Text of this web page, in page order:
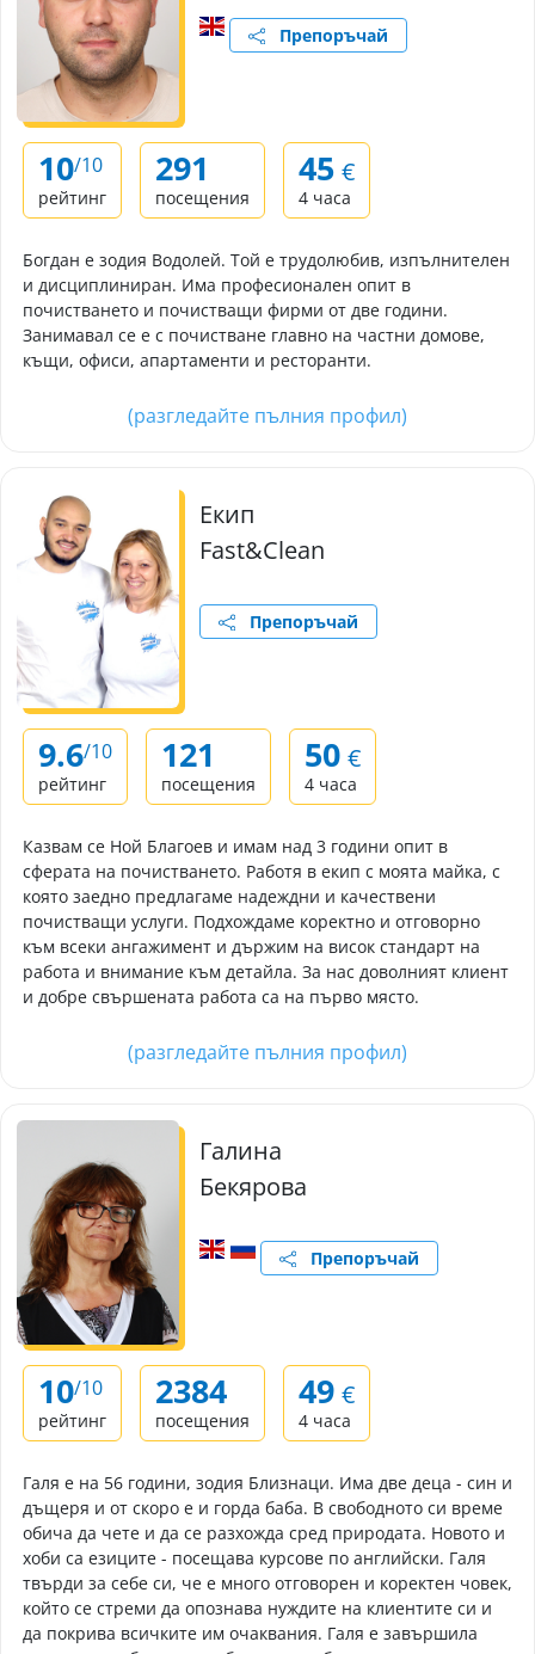
Препоръчай
10/10
рейтинг
291
посещения
45 €
4 часа
Богдан е зодия Водолей. Той е трудолюбив, изпълнителен
и дисциплиниран. Има професионален опит в
почистването и почистващи фирми от две години.
Занимавал се е с почистване главно на частни домове,
къщи, офиси, апартаменти и ресторанти.
(разгледайте пълния профил)
Екип
Fast&Clean
Препоръчай
9.6/10
рейтинг
121
посещения
50 €
4 часа
Казвам се Ной Благоев и имам над 3 години опит в
сферата на почистването. Работя в екип с моята майка, с
която заедно предлагаме надеждни и качествени
почистващи услуги. Подхождаме коректно и отговорно
към всеки ангажимент и държим на висок стандарт на
работа и внимание към детайла. За нас доволният клиент
и добре свършената работа са на първо място.
(разгледайте пълния профил)
Галина
Бекярова
Препоръчай
10/10
рейтинг
2384
посещения
49 €
4 часа
Галя е на 56 години, зодия Близнаци. Има две деца - син и
дъщеря и от скоро е и горда баба. В свободното си време
обича да чете и да се разхожда сред природата. Новото и
хоби са езиците - посещава курсове по английски. Галя
твърди за себе си, че е много отговорен и коректен човек,
който се стреми да опознава нуждите на клиентите си и
да покрива всичките им очаквания. Галя е завършила